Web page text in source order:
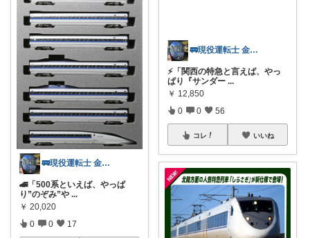
🚃現役運転士 金魚🐠
🚄「500系といえば、やっぱ
り”のぞみ”や ...
￥ 20,020
0 0 17
🚃現役運転士 金魚🐠
⚡「関西の特急と言えば、やっ
ぱり『サンダー ...
￥ 12,850
0 0 56
コレ いいね